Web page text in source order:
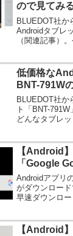
ので見てみ
BLUEDOT社か
Androidタブレ
（関連記事）
タブレット「
と聞いてどん
みました。
低価格な
BNT-791W
BLUEDOT社か
ト「BNT-
どんなタブレ
た。私は以前
いるのですが
ようなもので
【Android
「Google
Androidアプリ
がダウンロード
早速ダウンロ
各種リンクア
Goページから
Google Goの
【Android